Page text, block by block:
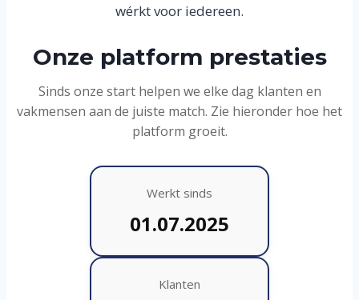
wérkt voor iedereen.
Onze platform prestaties
Sinds onze start helpen we elke dag klanten en
vakmensen aan de juiste match. Zie hieronder hoe het
platform groeit.
Werkt sinds
01.07.2025
Klanten